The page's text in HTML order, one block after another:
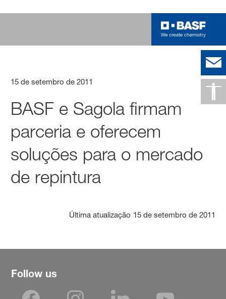
15 de setembro de 2011
BASF e Sagola firmam
parceria e oferecem
soluções para o mercado
de repintura
Última atualização 15 de setembro de 2011
Follow us